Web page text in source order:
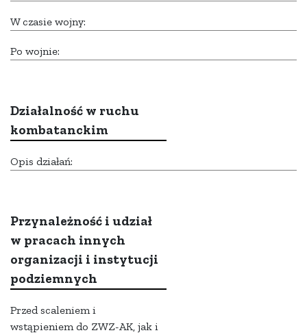
W czasie wojny:
Po wojnie:
Działalność w ruchu
kombatanckim
Opis działań:
Przynależność i udział
w pracach innych
organizacji i instytucji
podziemnych
Przed scaleniem i
wstąpieniem do ZWZ-AK, jak i